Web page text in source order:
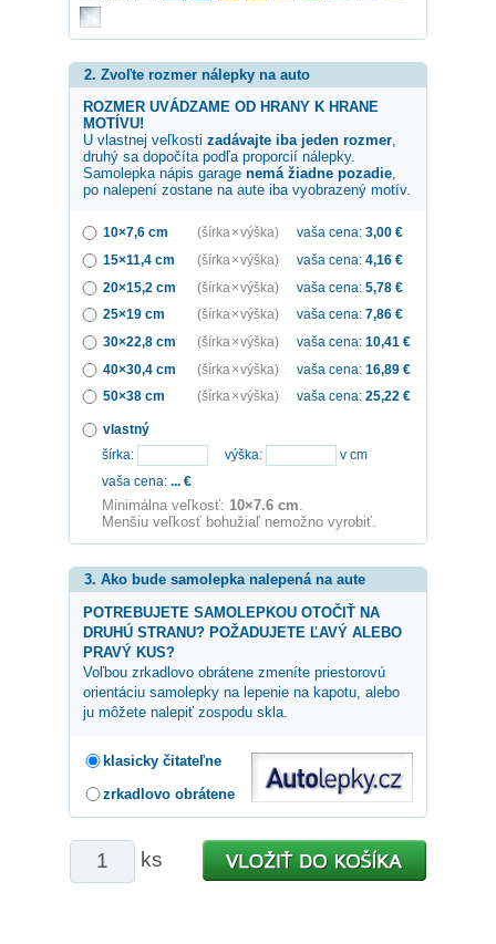
2. Zvoľte rozmer nálepky na auto
ROZMER UVÁDZAME OD HRANY K HRANE
MOTÍVU!
U vlastnej veľkosti zadávajte iba jeden rozmer,
druhý sa dopočíta podľa proporcií nálepky.
Samolepka nápis garage nemá žiadne pozadie,
po nalepení zostane na aute iba vyobrazený motív.
10×7,6 cm (šírka × výška) vaša cena: 3,00 €
15×11,4 cm
(šírka × výška) vaša cena: 4,16 €
20×15,2 cm
(šírka × výška) vaša cena: 5,78 €
25×19 cm
(šírka × výška) vaša cena: 7,86 €
30×22,8 cm
(šírka × výška) vaša cena: 10,41 €
40×30,4 cm
(šírka × výška) vaša cena: 16,89 €
50×38 cm
(šírka × výška) vaša cena: 25,22 €
vlastný
šírka:
výška:
v cm
vaša cena: ... €
Minimálna veľkosť: 10×7.6 cm
Menšiu veľkosť bohužiaľ nemožno vyrobiť.
3. Ako bude samolepka nalepená na aute
POTREBUJETE SAMOLEPKOU OTOČIŤ NA
DRUHÚ STRANU? POŽADUJETE ĽAVÝ ALEBO
PRAVÝ KUS?
Voľbou zrkadlovo obrátene zmeníte priestorovú
orientáciu samolepky na lepenie na kapotu, alebo
ju môžete nalepiť zospodu skla.
klasicky čitateľne
zrkadlovo obrátene
ks